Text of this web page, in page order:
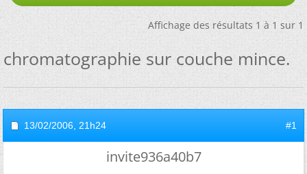
Affichage des résultats 1 à 1 sur 1
chromatographie sur couche mince.
13/02/2006, 21h24 #1
invite936a40b7